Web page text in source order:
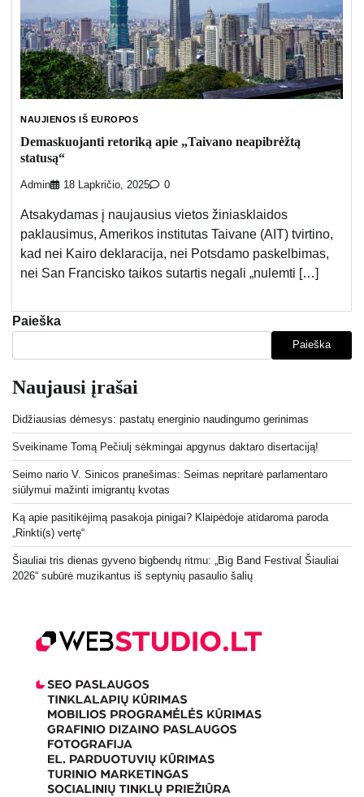
NAUJIENOS IŠ EUROPOS
Demaskuojanti retoriką apie „Taivano neapibrėžtą
statusą“
Admin 18 Lapkričio, 2025 0
Atsakydamas į naujausius vietos žiniasklaidos
paklausimus, Amerikos institutas Taivane (AIT) tvirtino,
kad nei Kairo deklaracija, nei Potsdamo paskelbimas,
nei San Francisko taikos sutartis negali „nulemti […]
Paieška
Paieška
Naujausi įrašai
Didžiausias dėmesys: pastatų energinio naudingumo gerinimas
Sveikiname Tomą Pečiulį sėkmingai apgynus daktaro disertaciją!
Seimo nario V. Sinicos pranešimas: Seimas nepritarė parlamentaro
siūlymui mažinti imigrantų kvotas
Ką apie pasitikėjimą pasakoja pinigai? Klaipėdoje atidaroma paroda
„Rinkti(s) vertę“
Šiauliai tris dienas gyveno bigbendų ritmu: „Big Band Festival Šiauliai
2026“ subūrė muzikantus iš septynių pasaulio šalių